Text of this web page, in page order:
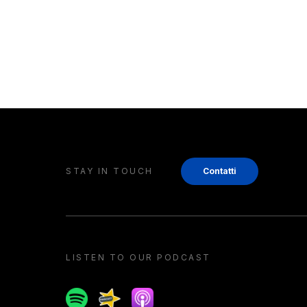
STAY IN TOUCH Contatti
LISTEN TO OUR PODCAST
SpotifySpreakerApple podcast